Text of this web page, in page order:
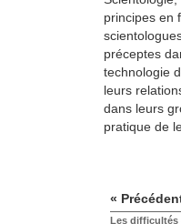
principes en
préceptes
technologie
leurs
dans leurs
pratique de
«
Les difficultés